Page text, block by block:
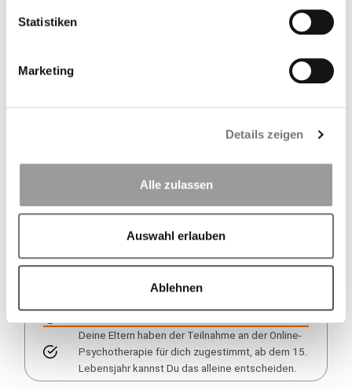
Statistiken
Marketing
Details zeigen
Alle zulassen
Auswahl erlauben
Ablehnen
Unser Plus für dich auf einen
Blick
Wir ermöglichen dir bis zu 20 Sitzungen einer
Zusammen mit unserem Partner
Falls eine Behandlung notwendig ist, startest du
innerhalb von maximal weiteren 14 Tagen.
Deine Eltern haben der Teilnahme an der Online-
Psychotherapie für dich zugestimmt, ab dem 15.
Lebensjahr kannst Du das alleine entscheiden.